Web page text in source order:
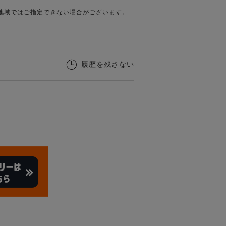
ではご指定できない場合がございます。
履歴を残さない